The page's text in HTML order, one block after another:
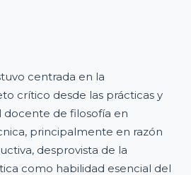
centrada en la
crítico desde las prácticas y
docente de filosofía en
principalmente en razón
desprovista de la
como habilidad esencial del